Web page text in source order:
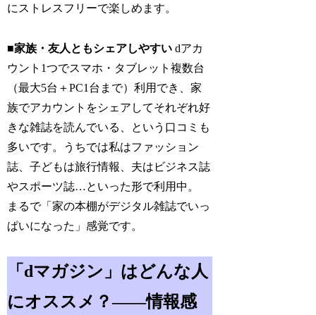
にストレスフリーで楽しめます。
■家族・友人ともシェアしやすい dアカ
ウント1つでスマホ・タブレット複数台
（最大5台＋PC1台まで）利用でき、家
族でアカウントをシェアしてそれぞれ好
きな雑誌を読んでいる、という口コミも
多いです。うちでは私はファッション
誌、子どもは旅行情報、夫はビジネス誌
やスポーツ誌…といった形で利用中。
まるで「家の本棚がデジタル雑誌でいっ
ぱいになった」感覚です。
「dマガジン」はどんな人
にオススメ？――情報感